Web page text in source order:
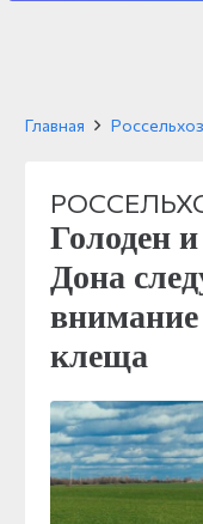
Главная
Голоден
Дона
внимание
клеща